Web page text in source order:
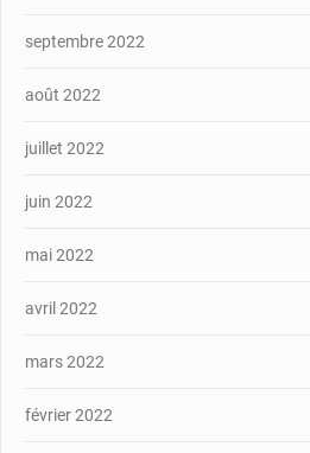
septembre 2022
août 2022
juillet 2022
juin 2022
mai 2022
avril 2022
mars 2022
février 2022